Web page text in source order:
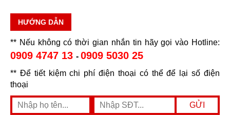
HƯỚNG DẪN
** Nếu không có thời gian nhắn tin hãy gọi vào Hotline:
0909 4747 13 - 0909 5030 25
** Để tiết kiệm chi phí điện thoại có thể để lại số điện
thoại